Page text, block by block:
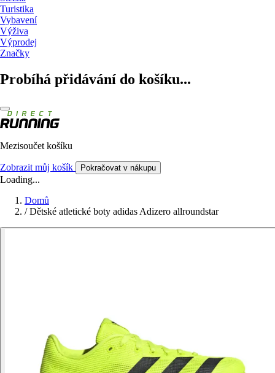
Turistika
Vybavení
Výživa
Výprodej
Značky
Probíhá přidávání do košíku...
Mezisoučet košíku
Zobrazit můj košík Pokračovat v nákupu
Loading...
Domů
/ Dětské atletické boty adidas Adizero allroundstar